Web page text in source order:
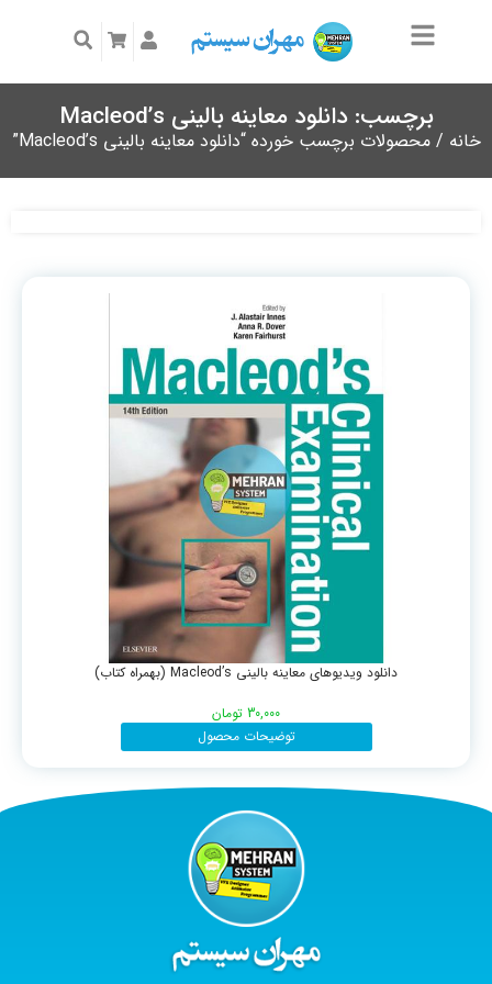
برچسب: دانلود معاینه بالینی Macleod’s
خانه / محصولات برچسب خورده “دانلود معاینه بالینی Macleod’s”
دانلود ویدیوهای معاینه بالینی Macleod’s (بهمراه کتاب)
30,000 تومان
توضیحات محصول